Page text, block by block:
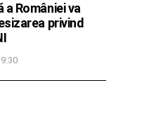
României va
privind